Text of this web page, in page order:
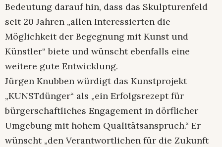
Bedeutung darauf hin, dass das Skulpturenfeld
seit 20 Jahren „allen Interessierten die
Möglichkeit der Begegnung mit Kunst und
Künstler“ biete und wünscht ebenfalls eine
weitere gute Entwicklung.
Jürgen Knubben würdigt das Kunstprojekt
„KUNSTdünger“ als „ein Erfolgsrezept für
bürgerschaftliches Engagement in dörflicher
Umgebung mit hohem Qualitätsanspruch.“ Er
wünscht „den Verantwortlichen für die Zukunft